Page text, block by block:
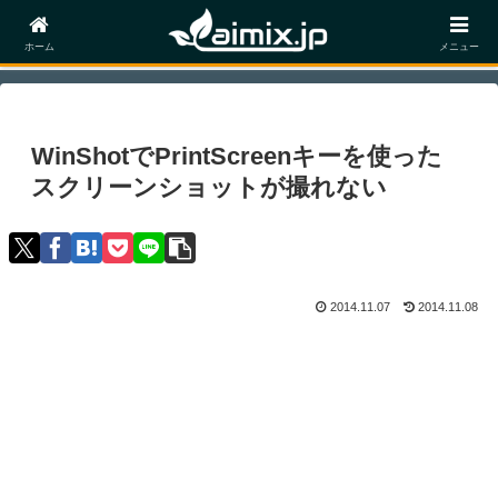
WinShotでPrintScreenキーを使った
スクリーンショットが撮れない
2014.11.07 2014.11.08
ホーム メニュー